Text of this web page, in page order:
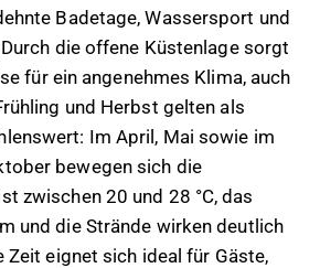
Badetage, Wassersport und
die offene Küstenlage sorgt
für ein angenehmes Klima, auch
und Herbst gelten als
Im April, Mai sowie im
bewegen sich die
zwischen 20 und 28 °C, das
und die Strände wirken deutlich
Zeit eignet sich ideal für Gäste,